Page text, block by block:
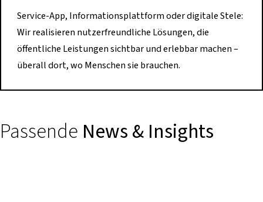
Service-App, Informationsplattform oder digitale Stele:
Wir realisieren nutzerfreundliche Lösungen, die
öffentliche Leistungen sichtbar und erlebbar machen –
überall dort, wo Menschen sie brauchen.
Passende News & Insights